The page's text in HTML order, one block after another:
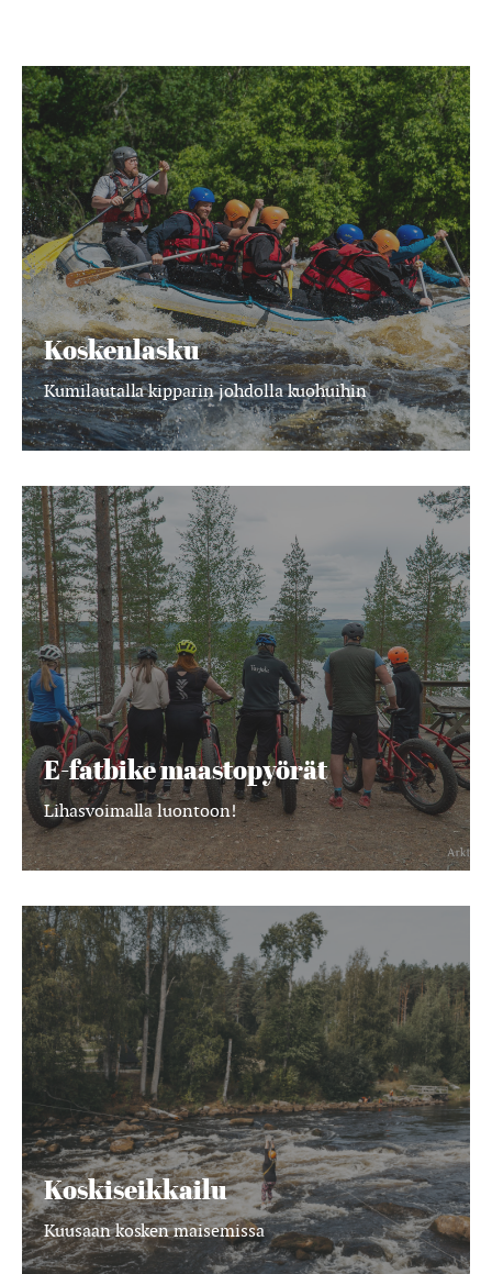
Koskenlasku
Koskenlasku
Kumilautalla kipparin johdolla kuohuihin
E-
fatbike
maastopyörät
E-fatbike maastopyörät
Lihasvoimalla luontoon!
Koskiseikkailu
Koskiseikkailu
Kuusaan kosken maisemissa